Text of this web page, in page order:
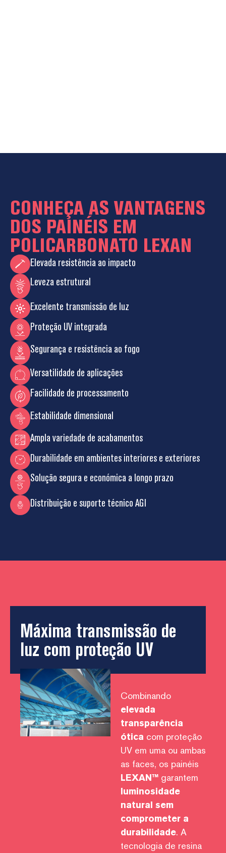
CONHEÇA AS VANTAGENS
DOS PAINÉIS EM
POLICARBONATO LEXAN
Elevada resistência ao impacto
Leveza estrutural
Excelente transmissão de luz
Proteção UV integrada
Segurança e resistência ao fogo
Versatilidade de aplicações
Facilidade de processamento
Estabilidade dimensional
Ampla variedade de acabamentos
Durabilidade em ambientes interiores e exteriores
Solução segura e económica a longo prazo
Distribuição e suporte técnico AGI
Máxima transmissão de
luz com proteção UV
Combinando
elevada
transparência
ótica com proteção
UV em uma ou ambas
as faces, os painéis
LEXAN™garantem
luminosidade
natural sem
comprometer a
durabilidade. A
tecnologia de resina